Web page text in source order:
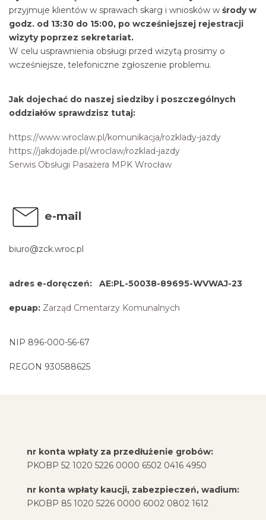
przyjmuje klientów w sprawach skarg i wniosków w środy w
godz. od 13:30 do 15:00, po wcześniejszej rejestracji
wizyty poprzez sekretariat.
W celu usprawnienia obsługi przed wizytą prosimy o
wcześniejsze, telefoniczne zgłoszenie problemu.
Jak dojechać do naszej siedziby i poszczególnych
oddziałów sprawdzisz tutaj:
https://www.wroclaw.pl/komunikacja/rozklady-jazdy
https://jakdojade.pl/wroclaw/rozklad-jazdy
Serwis Obsługi Pasażera MPK Wrocław
e-mail
biuro@zck.wroc.pl
adres e-doręczeń: AE:PL-50038-89695-WVWAJ-23
epuap: Zarząd Cmentarzy Komunalnych
NIP 896-000-56-67
REGON 930588625
nr konta wpłaty za przedłużenie grobów:
PKOBP 52 1020 5226 0000 6502 0416 4950
nr konta wpłaty kaucji, zabezpieczeń, wadium:
PKOBP 85 1020 5226 0000 6002 0802 1612